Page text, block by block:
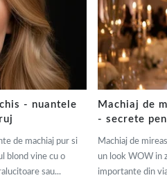
- nuantele
de machiaj pur si
blond vine cu o
sau...
Machiaj de
- secrete
Machiaj de
un look WOW in
importante din